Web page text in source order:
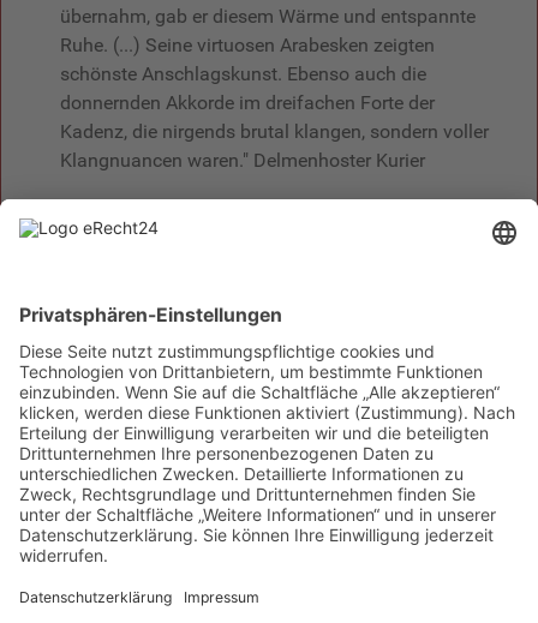
übernahm, gab er diesem Wärme und entspannte
Ruhe. (...) Seine virtuosen Arabesken zeigten
schönste Anschlagskunst. Ebenso auch die
donnernden Akkorde im dreifachen Forte der
Kadenz, die nirgends brutal klangen, sondern voller
Klangnuancen waren." Delmenhoster Kurier
"Sergey Eletskiy? Noch nie gehört. Sergey Eletskiy!
Bühne im Theater Itzehoe lassen. (...) Wunderbar
geschmeidig hatte Eletskiy die warme Klangfülle
herausgespielt. In der Romanze des zweiten Satzes
spielte er sich geradezu schwerelos durch die
romantisch angehauchte Innenwelt, die Weber mit
den verträumten Melodielinien hervorrufen will. (...)
Zu welcher Virtuosität der junge Russe in der Lage
ist, demonstierte er in der vom Publikum herbei
geklatschten Zugabe, in der er virtuos
Temperament, Eleganz und Raffinesse mischte.
(...) Sergey Eletskiy! Den Namen wird man sich